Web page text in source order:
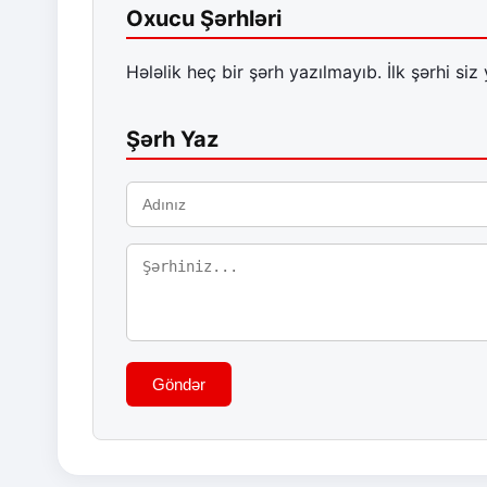
Oxucu Şərhləri
Hələlik heç bir şərh yazılmayıb. İlk şərhi siz
Şərh Yaz
Göndər